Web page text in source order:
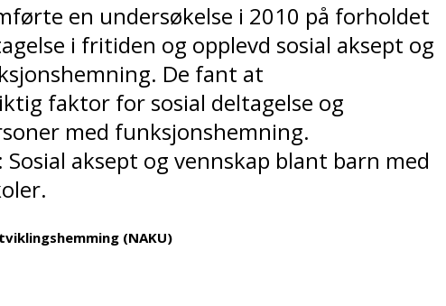
en undersøkelse i 2010 på forholdet
i fritiden og opplevd sosial aksept og
De fant at
faktor for sosial deltagelse og
med funksjonshemning.
aksept og vennskap blant barn med
(NAKU)